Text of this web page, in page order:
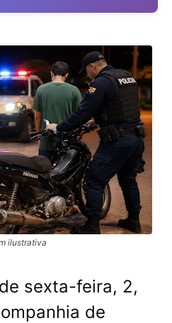
ilustrativa
sexta-feira, 2,
de